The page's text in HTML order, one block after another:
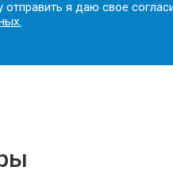
я даю свое